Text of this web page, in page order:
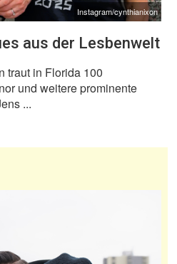
Instagram/cynthianixon
aus der Lesbenwelt
traut in Florida 100
und weitere prominente
...